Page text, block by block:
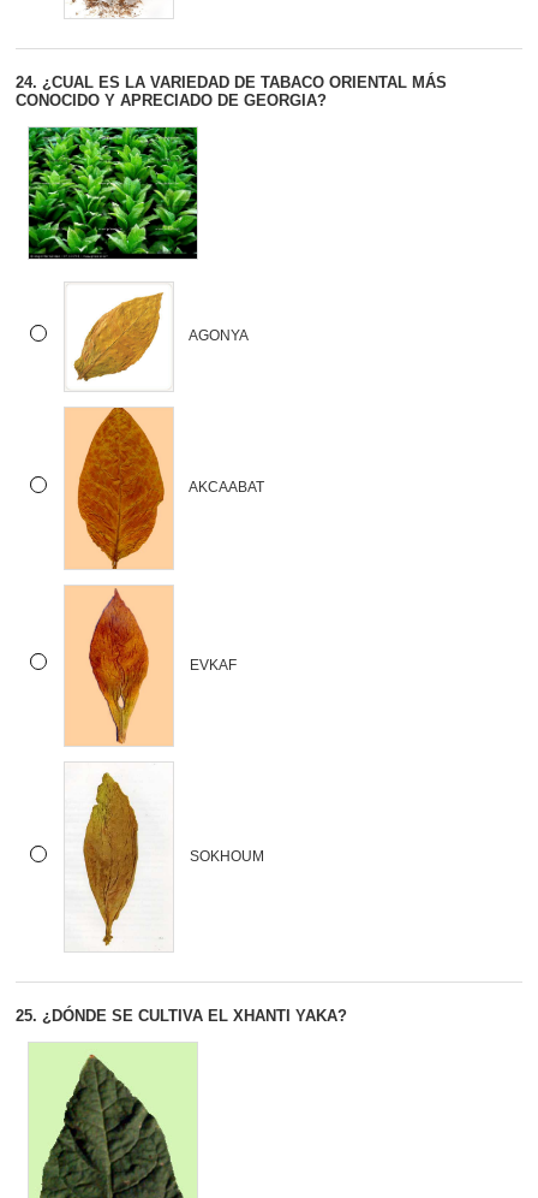
24. ¿CUAL ES LA VARIEDAD DE TABACO ORIENTAL MÁS
CONOCIDO Y APRECIADO DE GEORGIA?
AGONYA
AKCAABAT
EVKAF
SOKHOUM
25. ¿DÓNDE SE CULTIVA EL XHANTI YAKA?